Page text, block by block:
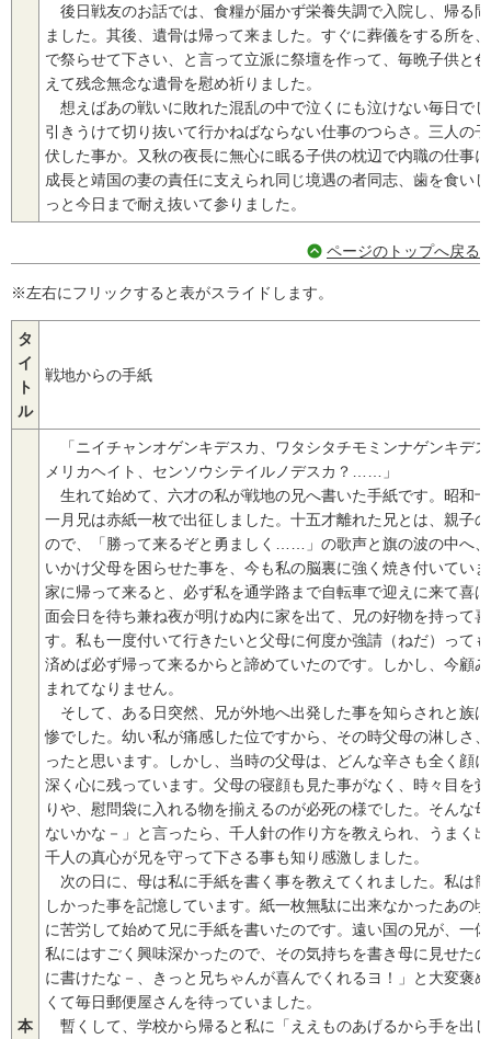
後日戦友のお話では、食糧が届かず栄養失調で入院し、帰る
ました。其後、遺骨は帰って来ました。すぐに葬儀をする所を
で祭らせて下さい、と言って立派に祭壇を作って、毎晩子供と
えて残念無念な遺骨を慰め祈りました。
想えばあの戦いに敗れた混乱の中で泣くにも泣けない毎日で
引きうけて切り抜いて行かねばならない仕事のつらさ。三人の
伏した事か。又秋の夜長に無心に眠る子供の枕辺で内職の仕事
成長と靖国の妻の責任に支えられ同じ境遇の者同志、歯を食い
っと今日まで耐え抜いて参りました。
ページのトップへ戻る
※左右にフリックすると表がスライドします。
タ
イ
ト
ル
戦地からの手紙
本
「ニイチャンオゲンキデスカ、ワタシタチモミンナゲンキデ
メリカヘイト、センソウシテイルノデスカ？……」
生れて始めて、六才の私が戦地の兄へ書いた手紙です。昭和
一月兄は赤紙一枚で出征しました。十五才離れた兄とは、親子
ので、「勝って来るぞと勇ましく……」の歌声と旗の波の中へ
いかけ父母を困らせた事を、今も私の脳裏に強く焼き付いてい
家に帰って来ると、必ず私を通学路まで自転車で迎えに来て喜
面会日を待ち兼ね夜が明けぬ内に家を出て、兄の好物を持って
す。私も一度付いて行きたいと父母に何度か強請（ねだ）って
済めば必ず帰って来るからと諦めていたのです。しかし、今顧
まれてなりません。
そして、ある日突然、兄が外地へ出発した事を知らされと族
惨でした。幼い私が痛感した位ですから、その時父母の淋しさ
ったと思います。しかし、当時の父母は、どんな辛さも全く顔
深く心に残っています。父母の寝顔も見た事がなく、時々目を
りや、慰問袋に入れる物を揃えるのが必死の様でした。そんな
ないかな－」と言ったら、千人針の作り方を教えられ、うまく
千人の真心が兄を守って下さる事も知り感激しました。
次の日に、母は私に手紙を書く事を教えてくれました。私は
しかった事を記憶しています。紙一枚無駄に出来なかったあの
に苦労して始めて兄に手紙を書いたのです。遠い国の兄が、一
私にはすごく興味深かったので、その気持ちを書き母に見せた
に書けたな－、きっと兄ちゃんが喜んでくれるヨ！」と大変褒
くて毎日郵便屋さんを待っていました。
暫くして、学校から帰ると私に「ええものあげるから手を出